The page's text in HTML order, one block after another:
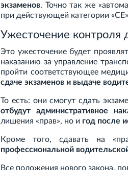
экзаменов. Точно так же
при действующей категории
Ужесточение контроля
Это ужесточение будет
наказанию за управление
пройти соответствующее
сдаче экзаменов и выдаче
То есть: они смогут сдать
отбудут административное
лишения «прав», но и год после
Кроме того, сдавать на
профессиональной
Все положения нового закона,